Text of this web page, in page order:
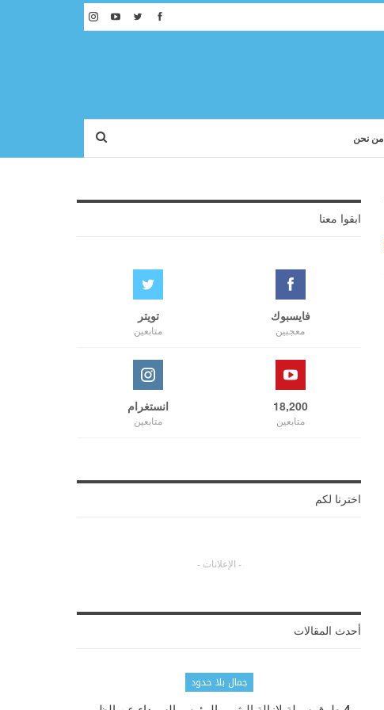
من نحن
ابقوا معنا
فايسبوك
معجبين
تويتر
متابعين
18,200
متابعين
انستغرام
متابعين
اخترنا لكم
- الإعلانات -
أحدث المقالات
جمال بلا حدود